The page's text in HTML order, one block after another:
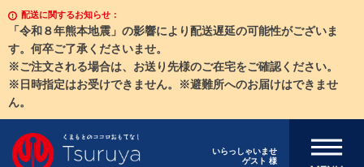
配送に関するお知らせ：
「令和８年熊本地震」の影響により配送遅延の可能性がございま
す。何卒ご了承くださいませ。
※ご注文される場合は、お送り先様のご在宅をご確認ください。
※日時指定はお受けできません。※避難所へのお届けはできませ
ん。
いらっしゃいませ
ゲスト 様
メニューを開